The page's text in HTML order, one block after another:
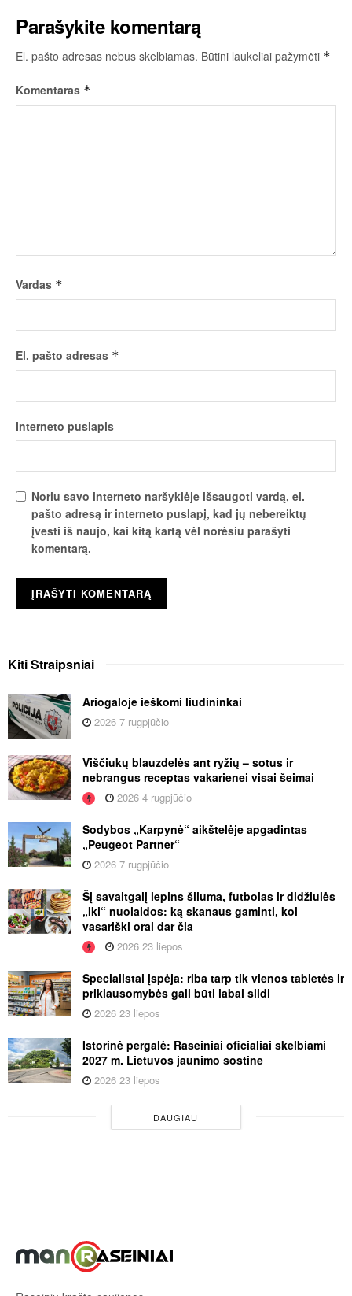
Parašykite komentarą
El. pašto adresas nebus skelbiamas. Būtini laukeliai pažymėti *
Komentaras *
Vardas *
El. pašto adresas *
Interneto puslapis
Noriu savo interneto naršyklėje išsaugoti vardą, el.
pašto adresą ir interneto puslapį, kad jų nebereiktų
įvesti iš naujo, kai kitą kartą vėl norėsiu parašyti
komentarą.
KitiStraipsniai
Ariogaloje ieškomi liudininkai
2026 7 rugpjūčio
Viščiukų blauzdelės ant ryžių – sotus ir
nebrangus receptas vakarienei visai šeimai
2026 4 rugpjūčio
Sodybos „Karpynė“ aikštelėje apgadintas
„Peugeot Partner“
2026 7 rugpjūčio
Šį savaitgalį lepins šiluma, futbolas ir didžiulės
„Iki“ nuolaidos: ką skanaus gaminti, kol
vasariški orai dar čia
2026 23 liepos
Specialistai įspėja: riba tarp tik vienos tabletės ir
priklausomybės gali būti labai slidi
2026 23 liepos
Istorinė pergalė: Raseiniai oficialiai skelbiami
2027 m. Lietuvos jaunimo sostine
2026 23 liepos
DAUGIAU